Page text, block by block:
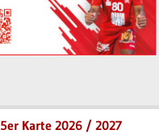
5er Karte 2026 / 2027